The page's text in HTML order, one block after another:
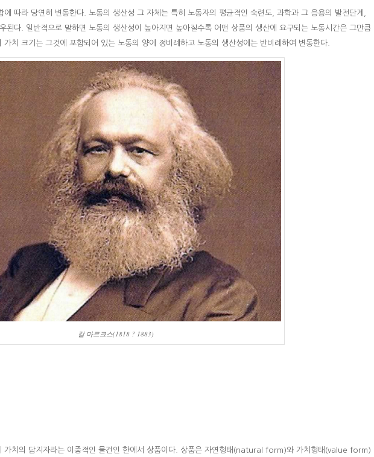
따라 당연히 변동한다. 노동의 생산성 그 자체는 특히 노동자의 평균적인 숙련도, 과학과 그 응용의 발전단계,
된다. 일반적으로 말하면 노동의 생산성이 높아지면 높아질수록 어떤 상품의 생산에 요구되는 노동시간은 그만큼
치 크기는 그것에 포함되어 있는 노동의 양에 정비례하고 노동의 생산성에는 반비례하여 변동한다.
칼 마르크스(1818 ? 1883)
가치의 담지자라는 이중적인 물건인 한에서 상품이다. 상품은 자연형태(natural form)와 가치형태(value form)